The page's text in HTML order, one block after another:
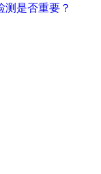
测是否重要？